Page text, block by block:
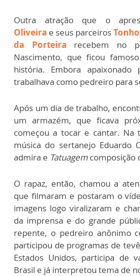
Outra atração que o
Oliveira e seus parceiros
da Porteira recebem no
Nascimento, que ficou
história. Embora apaixonado
trabalhava como pedreiro para
Após um dia de trabalho,
um armazém, que ficava
começou a tocar e cantar. Na
música do sertanejo Eduardo
admira e Tatuagem composição
O rapaz, então, chamou a
que filmaram e postaram o
imagens logo viralizaram e
da imprensa e do grande
repente, o pedreiro anônimo
participou de programas de
Estados Unidos, participa de
Brasil e já interpretou tema de